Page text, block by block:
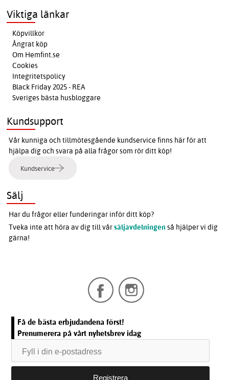
Viktiga länkar
Köpvillkor
Ångrat köp
Om Hemfint.se
Cookies
Integritetspolicy
Black Friday 2025 - REA
Sveriges bästa husbloggare
Kundsupport
Vår kunniga och tillmötesgående kundservice finns här för att
hjälpa dig och svara på alla frågor som rör ditt köp!
Kundservice
Sälj
Har du frågor eller funderingar inför ditt köp?
Tveka inte att höra av dig till vårsäljavdelningen så hjälper vi dig
gärna!
Få de bästa erbjudandena först!
Prenumerera på vårt nyhetsbrev idag